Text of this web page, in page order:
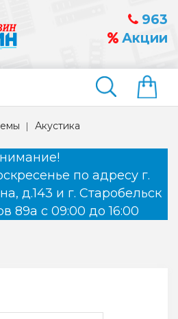
963
Акции
Найти
Акустика
по адресу г.
д.143 и г. Старобельск
89а с 09:00 до 16:00